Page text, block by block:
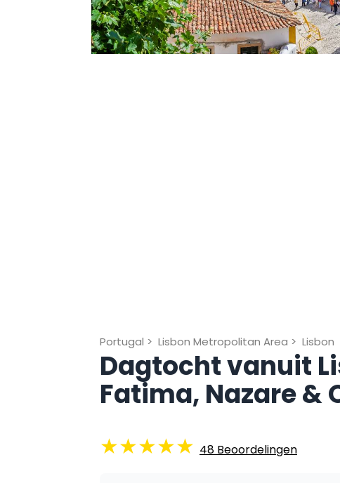
Portugal > Lisbon Metropolitan Area > Lisbon
Dagtocht vanuit
Fatima, Nazare &
★★★★★ 48 Beoordelingen